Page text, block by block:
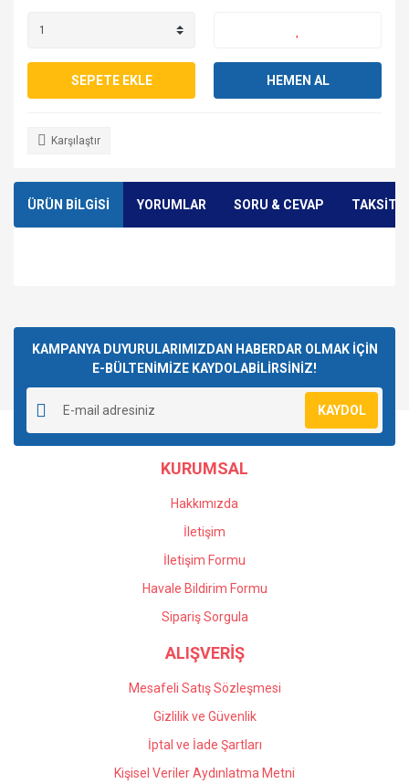
SEPETE EKLE HEMEN AL
Karşılaştır
ÜRÜN BİLGİSİ YORUMLAR SORU & CEVAP TAKSİT
Yorum Yaz
Soru Sor
kullanarak tarafımıza iletebilirsiniz.
Görüş ve önerileriniz için teşekkür ederiz.
Ürün resmi kalitesiz, bozuk veya görüntülenemiyor.
Ürün açıklamasında eksik bilgiler bulunuyor.
Ürün bilgilerinde hatalar bulunuyor.
Ürün fiyatı diğer sitelerden daha pahalı.
Gönder
KAMPANYA DUYURULARIMIZDAN HABERDAR OLMAK İÇİN
E-BÜLTENİMİZE KAYDOLABİLİRSİNİZ!
KAYDOL
KURUMSAL
Hakkımızda
İletişim
İletişim Formu
Havale Bildirim Formu
Sipariş Sorgula
ALIŞVERİŞ
Mesafeli Satış Sözleşmesi
Gizlilik ve Güvenlik
İptal ve İade Şartları
Kişisel Veriler Aydınlatma Metni